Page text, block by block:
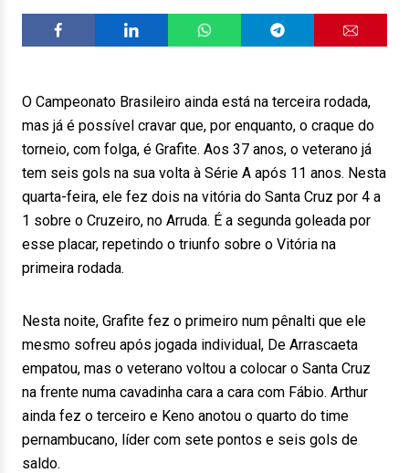
O Campeonato Brasileiro ainda está na terceira rodada,
mas já é possível cravar que, por enquanto, o craque do
torneio, com folga, é Grafite. Aos 37 anos, o veterano já
tem seis gols na sua volta à Série A após 11 anos. Nesta
quarta-feira, ele fez dois na vitória do Santa Cruz por 4 a
1 sobre o Cruzeiro, no Arruda. É a segunda goleada por
esse placar, repetindo o triunfo sobre o Vitória na
primeira rodada.
Nesta noite, Grafite fez o primeiro num pênalti que ele
mesmo sofreu após jogada individual, De Arrascaeta
empatou, mas o veterano voltou a colocar o Santa Cruz
na frente numa cavadinha cara a cara com Fábio. Arthur
ainda fez o terceiro e Keno anotou o quarto do time
pernambucano, líder com sete pontos e seis gols de
saldo.